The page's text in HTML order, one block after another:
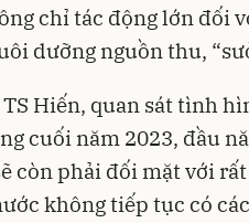
chỉ tác động lớn đối
dưỡng nguồn thu,
TS Hiến, quan sát tình
cuối năm 2023, đầu
còn phải đối mặt với
không tiếp tục có